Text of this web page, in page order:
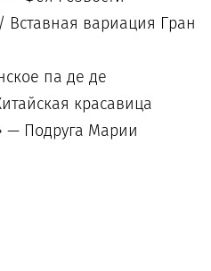
вариация Гран
па де де
красавица
— Подруга Марии